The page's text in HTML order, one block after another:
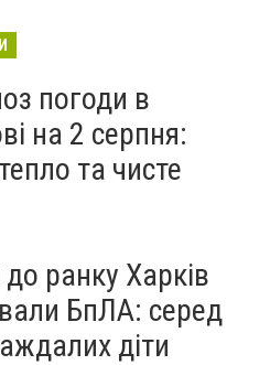
погоди в
на 2 серпня:
та чисте
до ранку Харків
БпЛА: серед
діти